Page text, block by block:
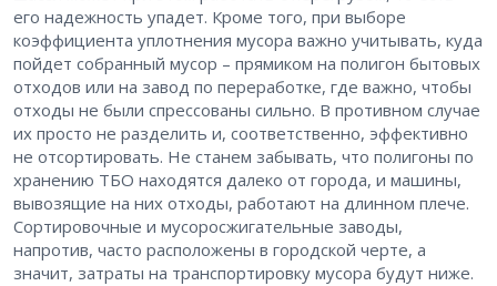
его надежность упадет. Кроме того, при выборе
коэффициента уплотнения мусора важно учитывать, куда
пойдет собранный мусор – прямиком на полигон бытовых
отходов или на завод по переработке, где важно, чтобы
отходы не были спрессованы сильно. В противном случае
их просто не разделить и, соответственно, эффективно
не отсортировать. Не станем забывать, что полигоны по
хранению ТБО находятся далеко от города, и машины,
вывозящие на них отходы, работают на длинном плече.
Сортировочные и мусоросжигательные заводы,
напротив, часто расположены в городской черте, а
значит, затраты на транспортировку мусора будут ниже.